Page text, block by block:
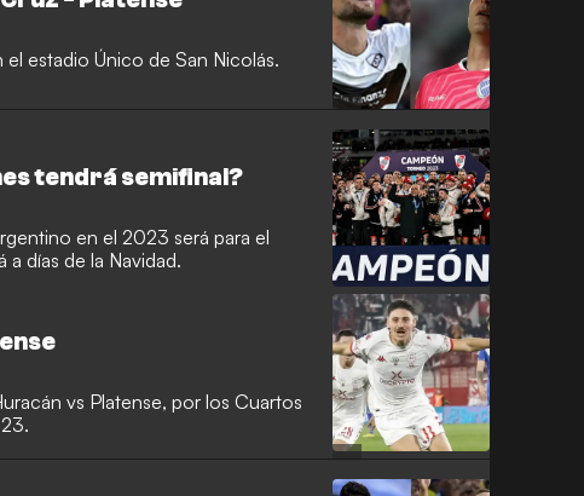
estadio Único de San Nicolás.
tendrá semifinal?
en el 2023 será para el
días de la Navidad.
vs Platense, por los Cuartos